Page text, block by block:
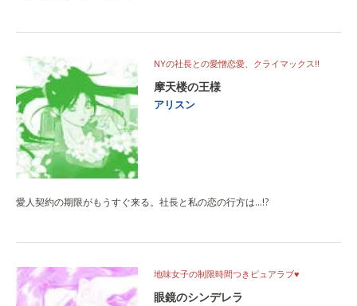
NYの社長との愛憎恋愛、クライマックス!!
摩天楼の王様
アリスン
愛人契約の期限がもうすぐ来る。社長と私の恋の行方は…!?
地味女子の制限時間つきピュアラブ♥
眼鏡のシンデレラ